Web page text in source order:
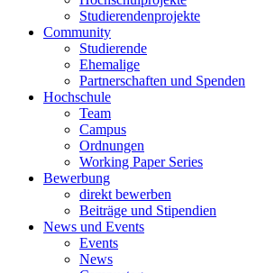
Studierendenprojekte
Community
Studierende
Ehemalige
Partnerschaften und Spenden
Hochschule
Team
Campus
Ordnungen
Working Paper Series
Bewerbung
direkt bewerben
Beiträge und Stipendien
News und Events
Events
News